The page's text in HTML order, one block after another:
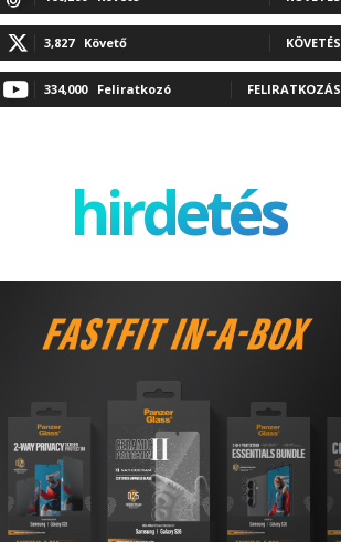
3,827 Követő KÖVETÉS
334,000 Feliratkozó FELIRATKOZÁS
hirdetés